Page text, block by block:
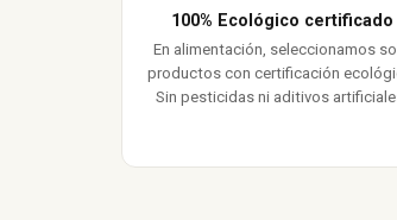
100% Ecológico certificado
En alimentación, seleccionamos
productos con certificación
Sin pesticidas ni aditivos